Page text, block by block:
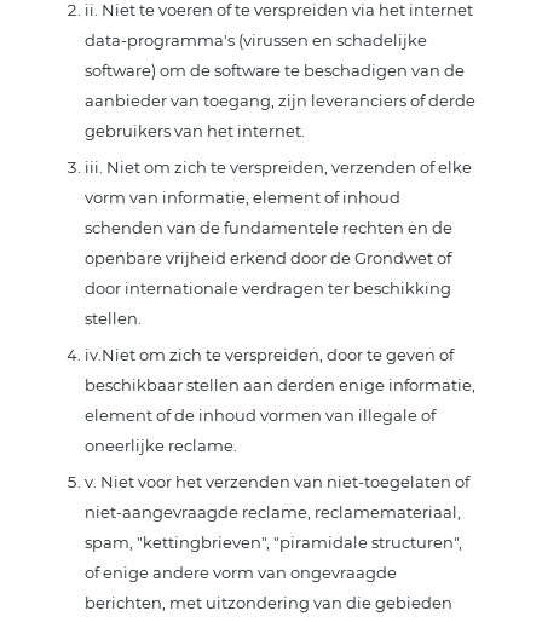
ii. Niet te voeren of te verspreiden via het internet
data-programma's (virussen en schadelijke
software) om de software te beschadigen van de
aanbieder van toegang, zijn leveranciers of derde
gebruikers van het internet.
iii. Niet om zich te verspreiden, verzenden of elke
vorm van informatie, element of inhoud
schenden van de fundamentele rechten en de
openbare vrijheid erkend door de Grondwet of
door internationale verdragen ter beschikking
stellen.
iv.Niet om zich te verspreiden, door te geven of
beschikbaar stellen aan derden enige informatie,
element of de inhoud vormen van illegale of
oneerlijke reclame.
v. Niet voor het verzenden van niet-toegelaten of
niet-aangevraagde reclame, reclamemateriaal,
spam, "kettingbrieven", "piramidale structuren",
of enige andere vorm van ongevraagde
berichten, met uitzondering van die gebieden